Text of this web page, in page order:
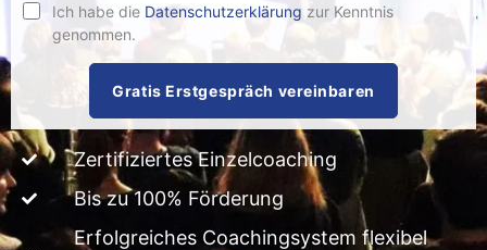
Ich habe die Datenschutzerklärung zur Kenntnis
genommen.
Gratis Erstgespräch vereinbaren
Zertifiziertes Einzelcoaching
Bis zu 100% Förderung
Erfolgreiches Coachingsystem flexibel